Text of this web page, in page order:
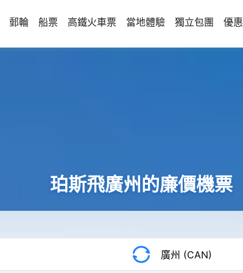
郵輪 船票 高鐵火車票 當地體驗 獨立包團 優惠
珀斯飛廣州的廉價機票